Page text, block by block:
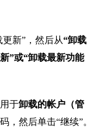
更新”，然后从“卸载
”或“卸载最新功能
于卸载的帐户（管
，然后单击“继续”。